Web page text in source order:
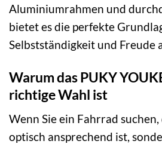
Aluminiumrahmen und
bietet es die perfekte
Selbstständigkeit und Freude
Warum das PUKY
richtige Wahl ist
Wenn Sie ein Fahrrad
optisch ansprechend ist,